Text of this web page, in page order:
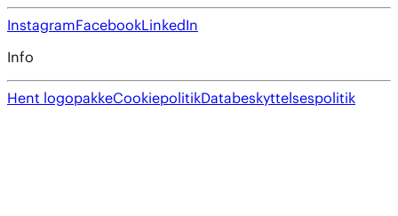
InstagramFacebookLinkedIn
Info
Hent logopakkeCookiepolitikDatabeskyttelsespolitik